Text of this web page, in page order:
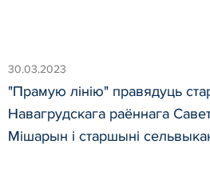
30.03.2023
"Прамую лінію" правядуць
Навагрудскага раённага
Мішарын і старшыні